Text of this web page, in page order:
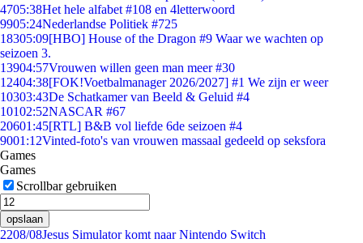
4705:38Het hele alfabet #108 en 4letterwoord
9905:24Nederlandse Politiek #725
18305:09[HBO] House of the Dragon #9 Waar we wachten op
seizoen 3.
13904:57Vrouwen willen geen man meer #30
12404:38[FOK!Voetbalmanager 2026/2027] #1 We zijn er weer
10303:43De Schatkamer van Beeld & Geluid #4
10102:52NASCAR #67
20601:45[RTL] B&B vol liefde 6de seizoen #4
9001:12Vinted-foto's van vrouwen massaal gedeeld op seksfora
Games
Games
Scrollbar gebruiken
opslaan
2208/08Jesus Simulator komt naar Nintendo Switch